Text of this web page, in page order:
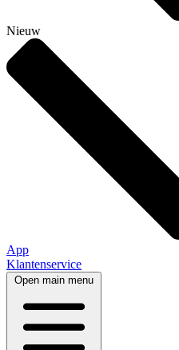
Nieuw
App
Klantenservice
Open main menu